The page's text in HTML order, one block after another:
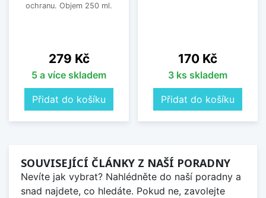
ochranu. Objem 250 ml.
Cena
279 Kč
5 a více skladem
Přidat do košíku
Cena
170 Kč
3 ks skladem
Přidat do košíku
SOUVISEJÍCÍ ČLÁNKY Z NAŠÍ PORADNY
Nevíte jak vybrat? Nahlédněte do naší poradny a
snad najdete, co hledáte. Pokud ne, zavolejte